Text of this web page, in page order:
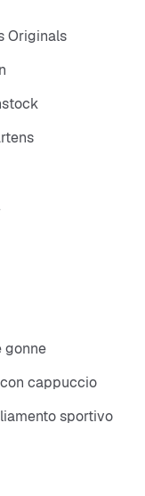
Originals
gonne
cappuccio
sportivo